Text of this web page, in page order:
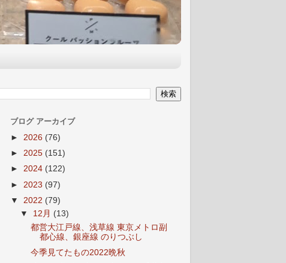
ブログ アーカイブ
► 2026 (76)
► 2025 (151)
► 2024 (122)
► 2023 (97)
▼ 2022 (79)
▼ 12月 (13)
都営大江戸線、浅草線 東京メトロ副
都心線、銀座線 のりつぶし
今季見てたもの2022晩秋